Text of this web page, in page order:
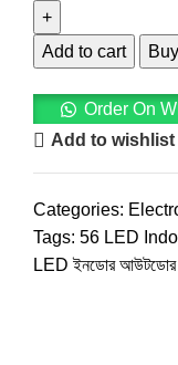
Add to cart
Order On
Add to wishlist
Categories:
Tags: 56 LED
LED ইনডোর আউটডোর